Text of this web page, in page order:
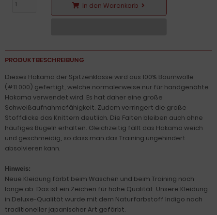
In den Warenkorb
PRODUKTBESCHREIBUNG
Dieses Hakama der Spitzenklasse wird aus 100% Baumwolle
(#11.000) gefertigt, welche normalerweise nur für handgenähte
Hakama verwendet wird. Es hat daher eine große
Schweißaufnahmefähigkeit. Zudem verringert die große
Stoffdicke das Knittern deutlich. Die Falten bleiben auch ohne
häufiges Bügeln erhalten. Gleichzeitig fällt das Hakama weich
und geschmeidig, so dass man das Training ungehindert
absolvieren kann.
Hinweis:
Neue Kleidung färbt beim Waschen und beim Training noch
lange ab. Das ist ein Zeichen für hohe Qualität. Unsere Kleidung
in Deluxe-Qualität wurde mit dem Naturfarbstoff Indigo nach
traditioneller japanischer Art gefärbt.